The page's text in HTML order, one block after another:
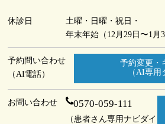
休診日
土曜・日曜・祝日・
年末年始（12月29日〜1月3
予約問い合わせ
（AI電話）
予約変更・
（AI専用
お問い合わせ 0570-059-111
（患者さん専用ナビダイ